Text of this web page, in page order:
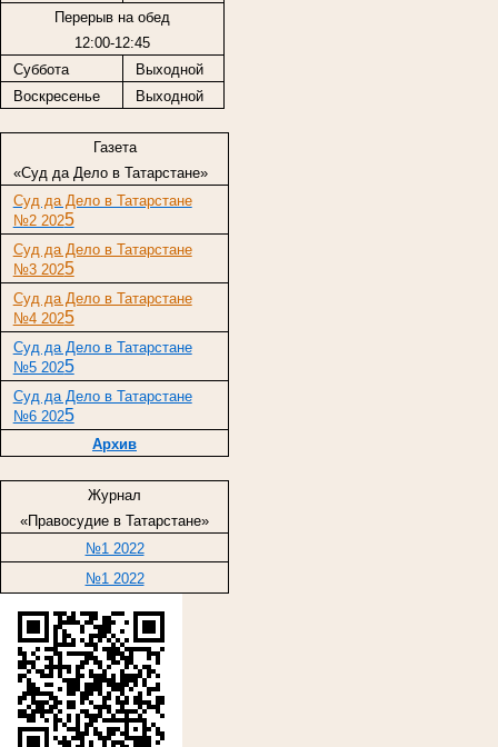
Перерыв на обед
12:00-12:45
Суббота
Выходной
Воскресенье
Выходной
Газета
«Суд да Дело в Татарстане»
Суд да Дело в Татарстане
№2 2025
Суд да Дело в Татарстане
№3 2025
Суд да Дело в Татарстане
№4 2025
Суд да Дело в Татарстане
№5 2025
Суд да Дело в Татарстане
№6 2025
Архив
Журнал
«Правосудие в Татарстане»
№1 2022
№1 2022